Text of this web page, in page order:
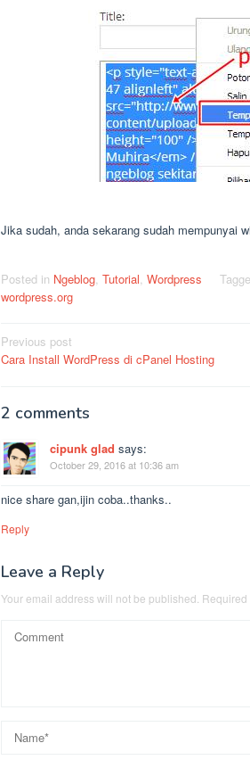
Jika sudah, anda sekarang sudah mempunyai
Posted in Ngeblog Tutorial Wordpress
wordpress.org
Post
navigation
Previous post
Cara Install WordPress di cPanel Hosting
2 comments
cipunk glad says:
October 29, 2016 at 10:36 am
nice share gan,ijin coba..thanks..
Reply
Leave a Reply
Your email address will not be published. Required